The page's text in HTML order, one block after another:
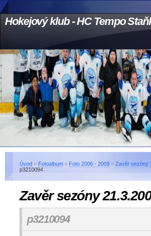
Hokejový klub - HC Tempo
Úvod » Fotoalbum » Foto 2006 - 2009 » Zavěr sezóny
p3210094
Zavěr sezóny
p3210094